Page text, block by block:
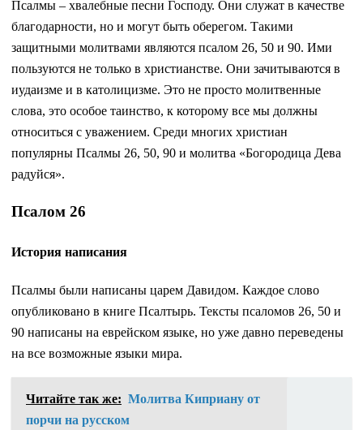
Псалмы – хвалебные песни Господу. Они служат в качестве
благодарности, но и могут быть оберегом. Такими
защитными молитвами являются псалом 26, 50 и 90. Ими
пользуются не только в христианстве. Они зачитываются в
иудаизме и в католицизме. Это не просто молитвенные
слова, это особое таинство, к которому все мы должны
относиться с уважением. Среди многих христиан
популярны Псалмы 26, 50, 90 и молитва «Богородица Дева
радуйся».
Псалом 26
История написания
Псалмы были написаны царем Давидом. Каждое слово
опубликовано в книге Псалтырь. Тексты псаломов 26, 50 и
90 написаны на еврейском языке, но уже давно переведены
на все возможные языки мира.
Читайте так же: Молитва Киприану от
порчи на русском